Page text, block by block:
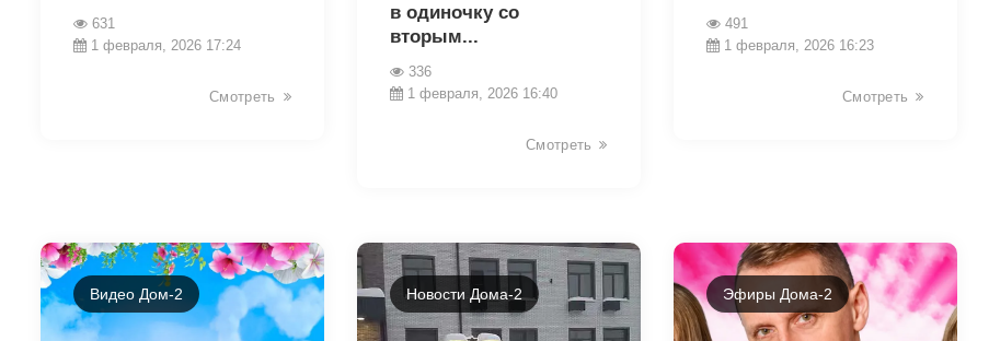
631
1 февраля, 2026 17:24
Смотреть
в одиночку со
вторым...
336
1 февраля, 2026 16:40
Смотреть
491
1 февраля, 2026 16:23
Смотреть
Видео Дом-2 Новости Дома-2 Эфиры Дома-2